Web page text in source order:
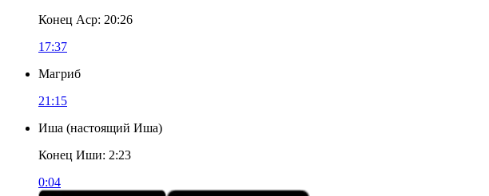
Конец Аср: 20:26
17:37
Магриб
21:15
Иша (настоящий Иша)
Конец Иши: 2:23
0:04